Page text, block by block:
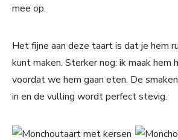
mee op.
Het fijne aan deze taart is dat je hem
kunt maken. Sterker nog: ik maak hem
voordat we hem gaan eten. De
in en de vulling wordt perfect stevig.